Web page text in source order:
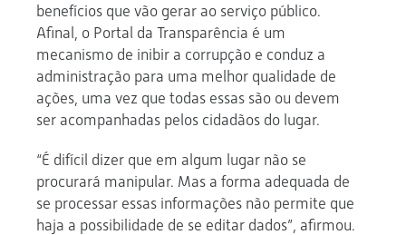
benefícios que vão gerar ao serviço público.
Afinal, o Portal da Transparência é um
mecanismo de inibir a corrupção e conduz a
administração para uma melhor qualidade de
ações, uma vez que todas essas são ou devem
ser acompanhadas pelos cidadãos do lugar.
“É difícil dizer que em algum lugar não se
procurará manipular. Mas a forma adequada de
se processar essas informações não permite que
haja a possibilidade de se editar dados”, afirmou.